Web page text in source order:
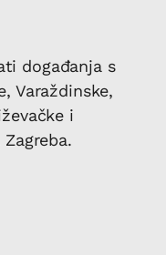
događanja s
Varaždinske,
i